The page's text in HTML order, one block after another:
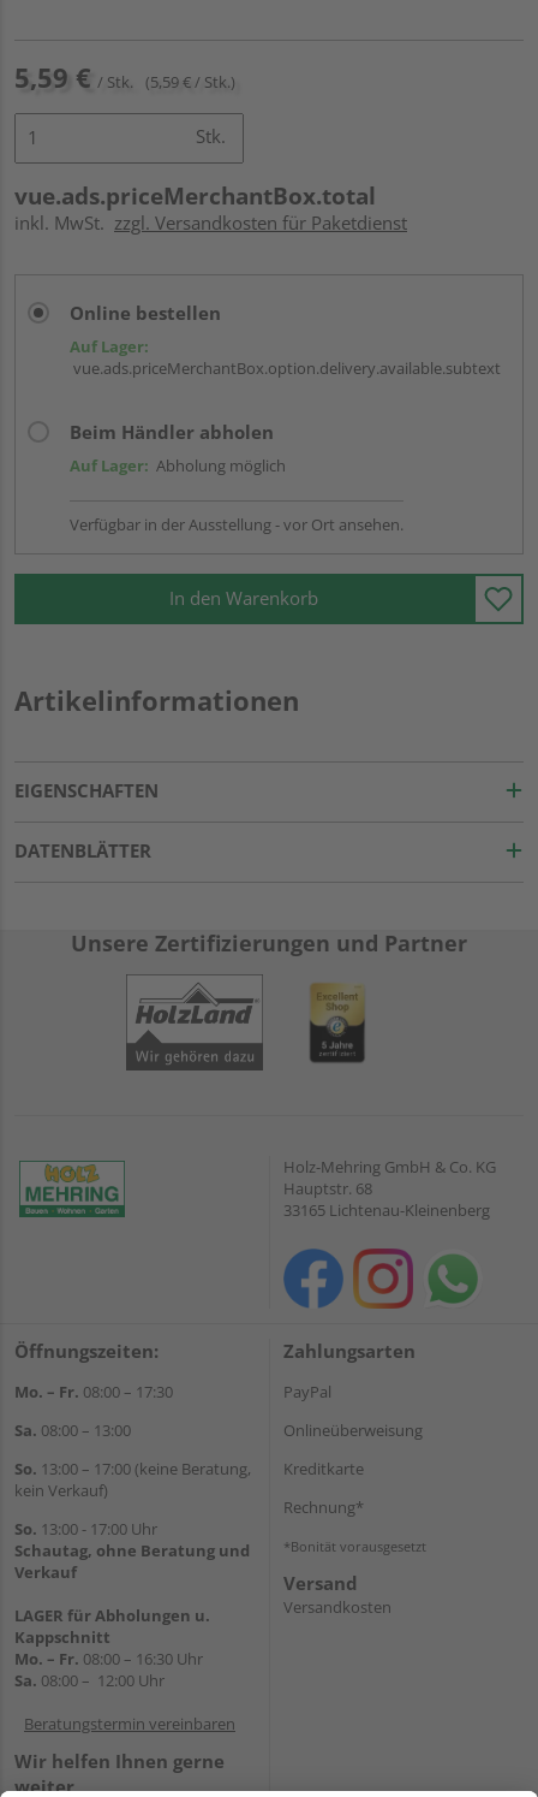
5,59 € / Stk. (5,59 € / Stk.)
Stk.
vue.ads.priceMerchantBox.total
inkl. MwSt. zzgl. Versandkosten für Paketdienst
Online bestellen
Auf Lager:
vue.ads.priceMerchantBox.option.delivery.available.subtext
Beim Händler abholen
Auf Lager: Abholung möglich
Verfügbar in der Ausstellung - vor Ort ansehen.
In den Warenkorb
Artikelinformationen
EIGENSCHAFTEN
DATENBLÄTTER
Unsere Zertifizierungen und Partner
Holz-Mehring GmbH & Co. KG
Hauptstr. 68
33165 Lichtenau-Kleinenberg
Öffnungszeiten:
Mo. – Fr. 08:00 – 17:30
Sa. 08:00 – 13:00
So. 13:00 – 17:00 (keine Beratung,
kein Verkauf)
So. 13:00 - 17:00 Uhr
Schautag, ohne Beratung und
Verkauf
LAGER für Abholungen u.
Kappschnitt
Mo. – Fr. 08:00 – 16:30 Uhr
Sa. 08:00 – 12:00 Uhr
Beratungstermin vereinbaren
Wir helfen Ihnen gerne
weiter
Zahlungsarten
PayPal
Onlineüberweisung
Kreditkarte
Rechnung*
*Bonität vorausgesetzt
Versand
Versandkosten